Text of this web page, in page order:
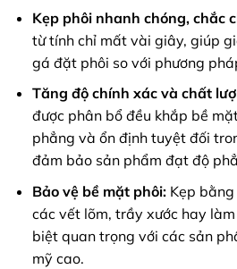
Kẹp phôi nhanh chóng, chắc
từ tính chỉ mất vài giây, giúp
gá đặt phôi so với phương
Tăng độ chính xác và chất
được phân bổ đều khắp bề
phẳng và ổn định tuyệt đối
đảm bảo sản phẩm đạt độ
Bảo vệ bề mặt phôi:Kẹp bằng
các vết lõm, trầy xước hay
biệt quan trọng với các sản
mỹ cao.